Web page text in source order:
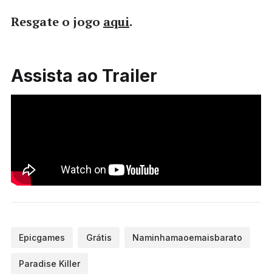
Resgate o jogo aqui.
Assista ao Trailer
Epicgames Grátis Naminhamaoemaisbarato
Paradise Killer